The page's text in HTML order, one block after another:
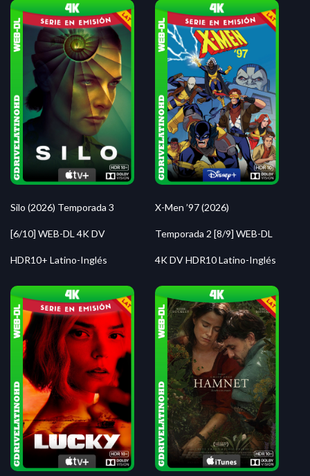
Silo (2026) Temporada 3
[6/10] WEB-DL 4K DV
HDR10+ Latino-Inglés
X-Men ’97 (2026)
Temporada 2 [8/9] WEB-DL
4K DV HDR10 Latino-Inglés